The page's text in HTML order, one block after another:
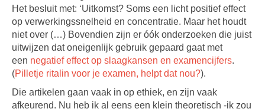
Het besluit met: ‘Uitkomst? Soms een licht positief effect
op verwerkingssnelheid en concentratie. Maar het houdt
niet over (…) Bovendien zijn er óók onderzoeken die juist
uitwijzen dat oneigenlijk gebruik gepaard gaat met
een negatief effect op slaagkansen en examencijfers.
(Pilletje ritalin voor je examen, helpt dat nou?).
Die artikelen gaan vaak in op ethiek, en zijn vaak
afkeurend. Nu heb ik al eens een klein theoretisch -ik zou